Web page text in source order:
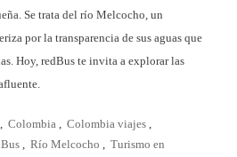
Se trata del río Melcocho, un
por la transparencia de sus aguas que
Hoy, redBus te invita a explorar las
, Colombia , Colombia viajes ,
, Río Melcocho , Turismo en